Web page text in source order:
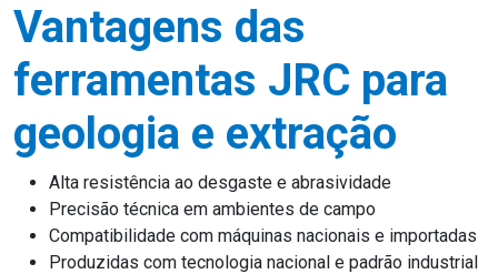
Vantagens das
ferramentas JRC para
geologia e extração
Alta resistência ao desgaste e abrasividade
Precisão técnica em ambientes de campo
Compatibilidade com máquinas nacionais e importadas
Produzidas com tecnologia nacional e padrão industrial